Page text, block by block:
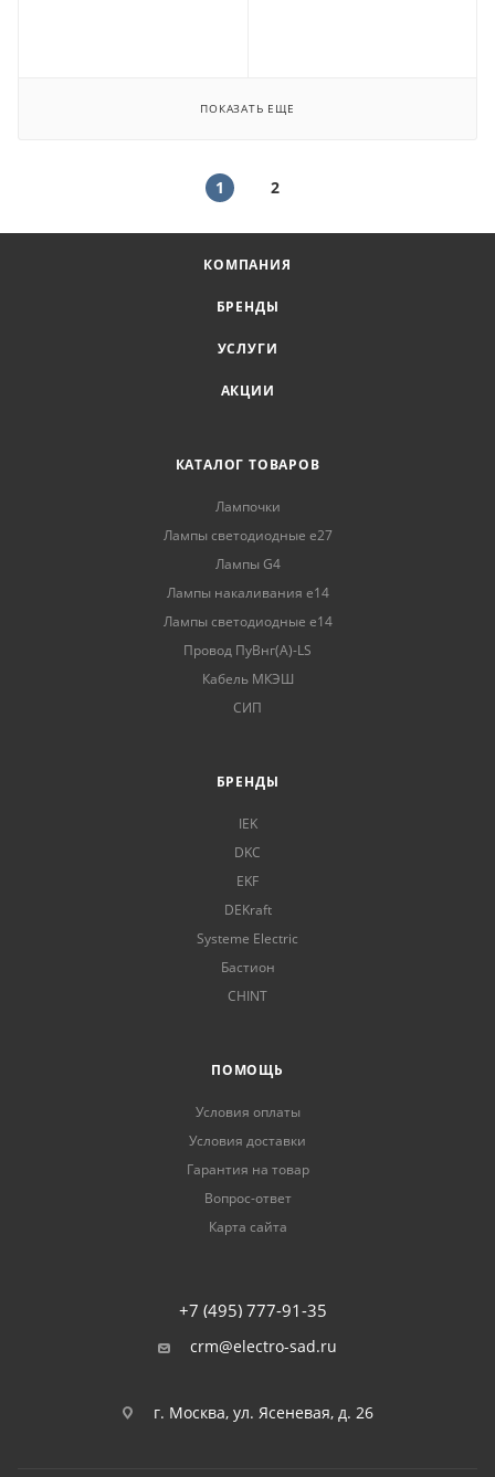
ПОКАЗАТЬ ЕЩЕ
1 2
КОМПАНИЯ
БРЕНДЫ
УСЛУГИ
АКЦИИ
КАТАЛОГ ТОВАРОВ
Лампочки
Лампы светодиодные е27
Лампы G4
Лампы накаливания е14
Лампы светодиодные е14
Провод ПуВнг(А)-LS
Кабель МКЭШ
СИП
БРЕНДЫ
IEK
DKC
EKF
DEKraft
Systeme Electric
Бастион
CHINT
ПОМОЩЬ
Условия оплаты
Условия доставки
Гарантия на товар
Вопрос-ответ
Карта сайта
+7 (495) 777-91-35
crm@electro-sad.ru
г. Москва, ул. Ясеневая, д. 26